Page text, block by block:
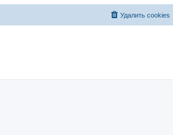
Удалить cookies